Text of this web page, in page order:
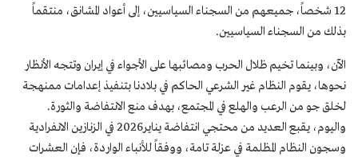
12 شخصاً، جميعهم من السجناء السياسيين، إلى أعواد المشانق، منتقماً
بذلك من السجناء السياسيين.
الآن، وبينما تخيم ظلال الحرب ومصائبها على الأجواء في إيران وتتجه الأنظار
نحوها، يقوم النظام غير الشرعي الحاكم في بلادنا بتنفيذ إعدامات ممنهجة
لخلق جو من الرعب والهلع في المجتمع، بهدف منع الانتفاضة والثورة.
واليوم، يقبع العديد من محتجي انتفاضة يناير2026 في الزنازين الانفرادية
وسجون النظام المظلمة في عزلة تامة، ووفقاً للأنباء الواردة، فإن العشرات